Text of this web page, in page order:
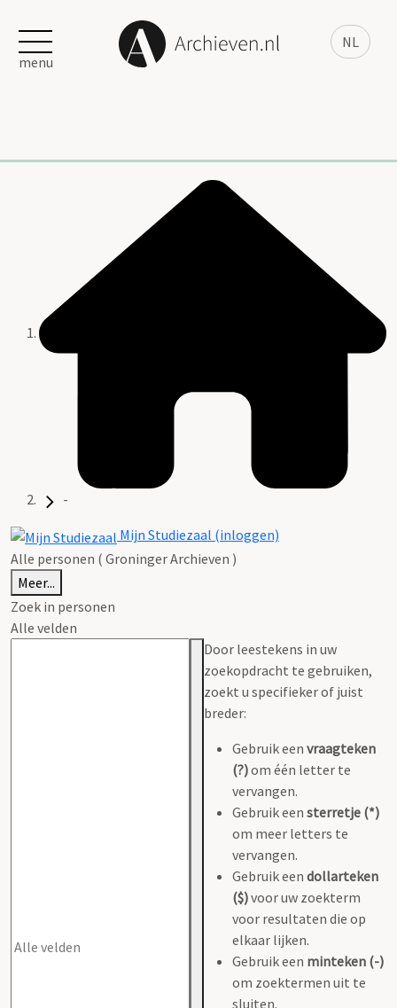
NL
menu
-
Mijn Studiezaal (inloggen)
Alle personen ( Groninger Archieven )
Meer...
Zoek in personen
Alle velden
Door leestekens in uw
zoekopdracht te gebruiken,
zoekt u specifieker of juist
breder:
Gebruik een vraagteken
(?)om één letter te
vervangen.
Gebruik een sterretje (*)
om meer letters te
vervangen.
Gebruik een dollarteken
($)voor uw zoekterm
voor resultaten die op
elkaar lijken.
Gebruik een minteken (-)
om zoektermen uit te
sluiten.